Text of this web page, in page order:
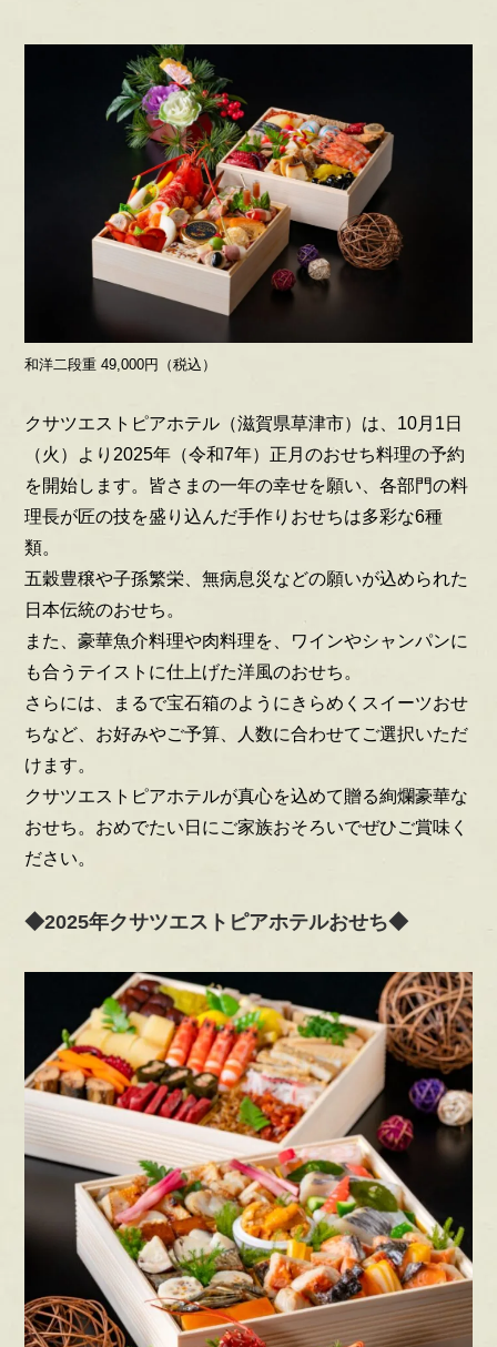
和洋二段重 49,000円（税込）
クサツエストピアホテル（滋賀県草津市）は、10月1日
（火）より2025年（令和7年）正月のおせち料理の予約
を開始します。皆さまの一年の幸せを願い、各部門の料
理長が匠の技を盛り込んだ手作りおせちは多彩な6種
類。
五穀豊穣や子孫繁栄、無病息災などの願いが込められた
日本伝統のおせち。
また、豪華魚介料理や肉料理を、ワインやシャンパンに
も合うテイストに仕上げた洋風のおせち。
さらには、まるで宝石箱のようにきらめくスイーツおせ
ちなど、お好みやご予算、人数に合わせてご選択いただ
けます。
クサツエストピアホテルが真心を込めて贈る絢爛豪華な
おせち。おめでたい日にご家族おそろいでぜひご賞味く
ださい。
◆2025年クサツエストピアホテルおせち◆